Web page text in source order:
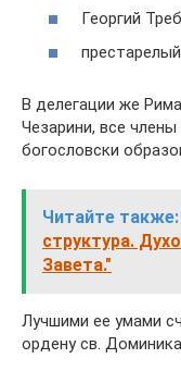
Георгий
В делегации же
Чезарини, все
богословски
Читайте также:
структура.
Завета."
Лучшими ее умами
ордену св.